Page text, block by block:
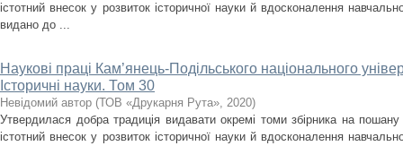
істотний внесок у розвиток історичної науки й вдосконалення
видано до ...
Наукові праці Кам’янець-Подільського національного
Історичні науки. Том 30
Невідомий автор (ТОВ «Друкарня Рута», 2020)
Утвердилася добра традиція видавати окремі томи збірника на
істотний внесок у розвиток історичної науки й вдосконалення